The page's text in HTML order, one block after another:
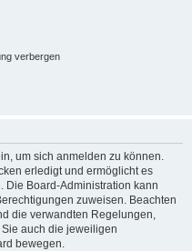
verbergen
um sich anmelden zu können.
erledigt und ermöglicht es
Die Board-Administration kann
zuweisen. Beachten
die verwandten Regelungen,
auch die jeweiligen
bewegen.